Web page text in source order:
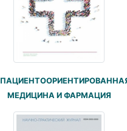
МЕДИЦИНА И ФАРМАЦИЯ